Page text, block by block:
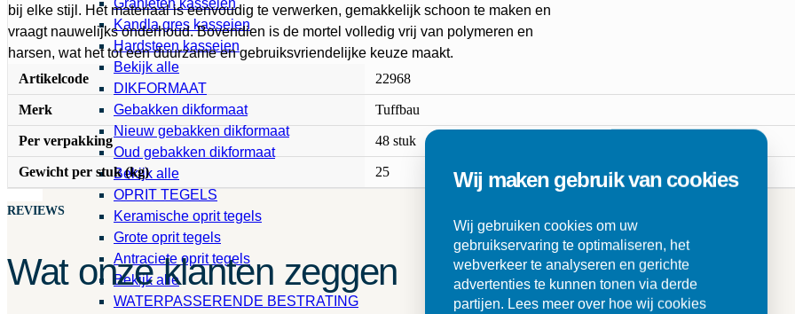
Granieten kasseien
Kandla gres kasseien
Hardsteen kasseien
Bekijk alle
DIKFORMAAT
Gebakken dikformaat
Nieuw gebakken dikformaat
Oud gebakken dikformaat
Bekijk alle
OPRIT TEGELS
Keramische oprit tegels
Grote oprit tegels
Antraciete oprit tegels
Bekijk alle
WATERPASSERENDE BESTRATING
bij elke stijl. Het materiaal is eenvoudig te verwerken, gemakkelijk schoon te maken en
vraagt nauwelijks onderhoud. Bovendien is de mortel volledig vrij van polymeren en
harsen, wat het tot een duurzame en gebruiksvriendelijke keuze maakt.
Artikelcode
22968
Merk Tuffbau
Per verpakking 48 stuk
Gewicht per stuk (kg) 25
REVIEWS
Wat onze klanten zeggen
Wij maken gebruik van cookies
Wij gebruiken cookies om uw
gebruikservaring te optimaliseren, het
webverkeer te analyseren en gerichte
advertenties te kunnen tonen via derde
partijen. Lees meer over hoe wij cookies